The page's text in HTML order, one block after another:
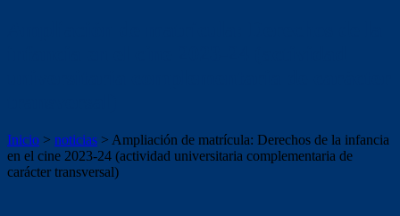
Inicio > noticias > Ampliación de matrícula: Derechos de la infancia
en el cine 2023-24 (actividad universitaria complementaria de
carácter transversal)